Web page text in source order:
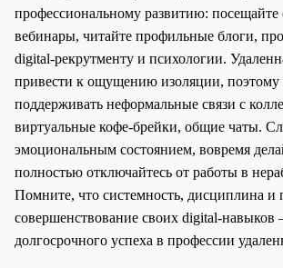
профессиональному развитию: посещайте
вебинары, читайте профильные блоги,
digital-рекрутменту и психологии.
привести к ощущению изоляции,
поддерживать неформальные связи с
виртуальные кофе-брейки, общие чаты.
эмоциональным состоянием, вовремя
полностью отключайтесь от работы в
Помните, что системность, дисциплина и
совершенствование своих digital-навыков
долгосрочного успеха в профессии